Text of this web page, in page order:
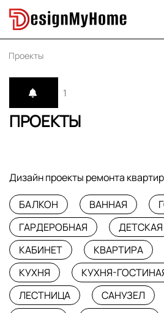
Проекты
ПРОЕКТЫ
1
Дизайн проекты ремонта
БАЛКОН
ВАННАЯ
ГАРДЕРОБНАЯ
ДЕТСКАЯ
КАБИНЕТ
КВАРТИРА
КУХНЯ
КУХНЯ-
ЛЕСТНИЦА
САНУЗЕЛ